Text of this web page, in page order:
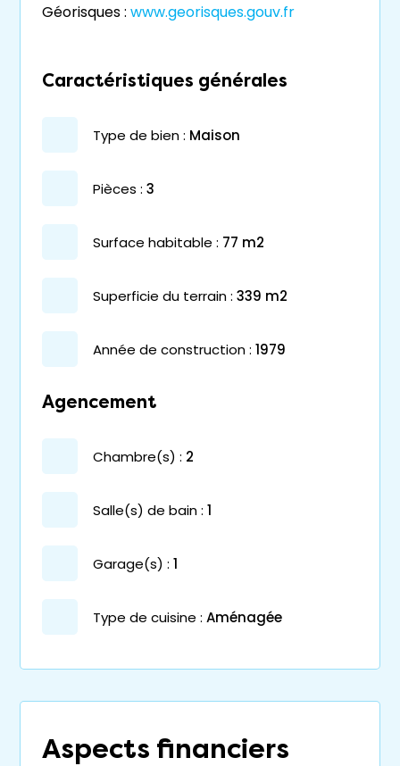
Géorisques : www.georisques.gouv.fr
Caractéristiques générales
type de bien : maison
pièces : 3
surface habitable : 77 m2
superficie du terrain : 339 m2
année de construction : 1979
Agencement
chambre(s) : 2
salle(s) de bain : 1
garage(s) : 1
Type de cuisine : Aménagée
Aspects financiers